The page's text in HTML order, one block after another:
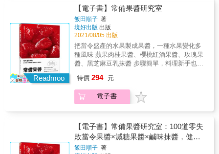
potent spice. A pinch wakes you up, too much
dulls your senses.）這用在料理上很貼切，所
有香料皆然──份量剛好畫龍點睛才是重點。許
多香料的氣味濃厚，太多了搶戲，讓原本的食
材味道突顯不出來，加得恰到好處的話，奇妙
無比。 & ▍食譜盡可能註記份量，但加多少才
是剛好，最好的指導老師是自己的鼻子和舌
頭。除了參考食譜之外，每個人買到的香料、
香草氣味新鮮及濃厚程度不同，就像不同產
地、結晶形狀與顆粒粗細的鹽鹹度也都不同，
最高調味指導原則，就是「嚐嚐看」。食譜裡
面的份量是參考用的，不要被綁架。 & ▍香料
去哪裡買：中藥鋪、南北雜貨鋪、香料專門
頭不是我的舌頭：個人體質、香氣記憶、飲食
習慣等等都會影響偏好。此非卸責，雖然寫出
材料步驟，料理過程務必迎合自己的鼻子和舌
肉時加兩支迷迭香，格外有去腥、清新香氣的
功效。 ▍製作青醬時以九層塔取代甜羅勒，加
入麻油而非橄欖油。 ▍煎虱目魚時，去腥煸薑
的步驟，改以薑黃片代替。 ▍冬季吃小火鍋熬
湯底時，加入香茅增添風味。 & 香料種類無
數，混合香料的可能性自然無限，女巫阿娥打
開自家的香料廚房，讓大家瞭解依照手邊香料
身心狀態的氣味，與最愛的香料美食！ & 香料
烹調秘訣 ▍香料廚房裡的巫婆，追劇的時候看
到跟香料相關的語言都會記下來。某回看《后
清醒，太多了則會使人麻木。」（Anger is a
potent spice. A pinch wakes you up, too much
dulls your senses.）這用在料理上很貼切，所
有香料皆然──份量剛好畫龍點睛才是重點。許
華料理！ 輕鬆一掃QRcode，美食饗宴到你家
想知道如何搭配醬料做出鮮筍沙拉、打拋豬、
五味醬中卷、蔥油雞捲、海鮮羅勒青醬拌飯、
焗烤白醬帝王蟹等好料嗎？你是否常常眼睛看
懂了，手卻跟不上呢？收錄創意料理QRcode隨
掃隨看，教你更多美味秘訣！集結史丹利過去
上遍各大平台的影片，讓煮廚親自示範做出各
國好料，一起吃遍世界美食！ 想要輕鬆出好
菜，「醬」做最省時省力 史丹利老師教過無數
過詳細的圖文對照、一目了然的步驟，用最快
速、最簡單的方式，教大家做出各式醬料！囊
括中式、西式、日韓、南洋的57種百變醬料，
有醬就能踏上世界旅行！ 創意醬中醬，只要學
一種醬，無限擴張美食版圖 蛋黃醬加上秘密食
材A就能變成塔塔醬；塔塔醬再加上一點秘密食
材B就能變成凱薩醬！史丹利獨門醬中醬，只要
Readmoo
【電子書】常備果醬研究室
飯田順子 著
境好出版 出版
2021/08/05 出版
把當令盛產的水果製成果醬，一種水果變化多
種風味 蘋果肉桂果醬、櫻桃紅酒果醬、玫瑰果
醬、黑芝麻豆乳抹醬 步驟簡單，料理新手也能
微波爐省時果醬X果醬甜點飲品X水果月曆 當季
盛產的水果是便宜又美味，一種水果做變化就
能做出各種口味的果醬。從經典果醬到創意果
味。「常備果醬」是你快速變化各種早餐的秘
密武器，美味又健康的果醬不只自己吃，送給
好友也是最棒的禮物。 （※草莓果醬QR
code─可以隨時觀看示範影片一邊操作，貼心
特價 294 元
電子書
【電子書】常備果醬研究室：100道零失
敗當令果醬×減糖果醬×鹹味抹醬，健康
美味
飯田順子 著